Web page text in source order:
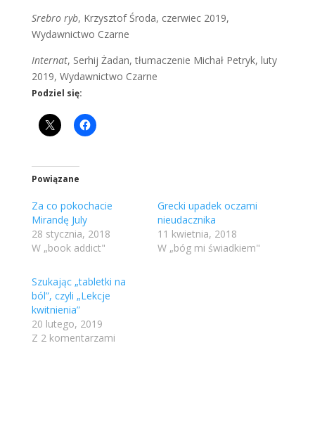
Srebro ryb, Krzysztof Środa, czerwiec 2019,
Wydawnictwo Czarne
Internat, Serhij Żadan, tłumaczenie Michał Petryk, luty
2019, Wydawnictwo Czarne
Podziel się:
Powiązane
Za co pokochacie
Mirandę July
28 stycznia, 2018
W „book addict"
Grecki upadek oczami
nieudacznika
11 kwietnia, 2018
W „bóg mi świadkiem"
Szukając „tabletki na
ból”, czyli „Lekcje
kwitnienia”
20 lutego, 2019
Z 2 komentarzami